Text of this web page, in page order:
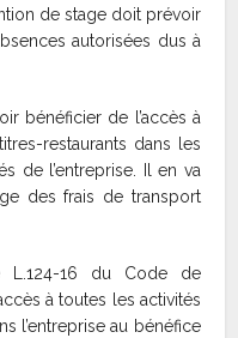
de stage doit prévoir
autorisées dus à
bénéficier de l’accès à
restaurants dans les
de l’entreprise. Il en va
des frais de transport
L.124-16 du Code de
à toutes les activités
l’entreprise au bénéfice